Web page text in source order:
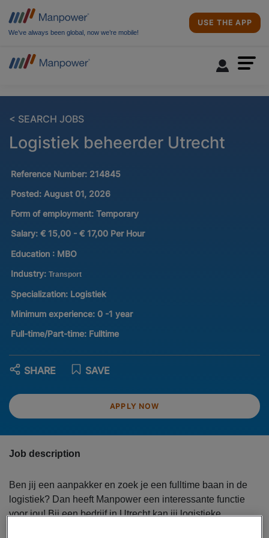
We’ve always been global, now we’re mobile!
USE THE APP
< SEARCH JOBS
Logistiek beheerder Utrecht
Reference Number: 214845
Posted: August 01, 2026
Form of employment: Temporary
Salary: € 15,00 - € 17,00 Per Hour
Education : MBO
Industry: Transport
Specialization: Logistiek
Minimum experience: 0 -1 year
Full-time/Part-time: Fulltime
APPLY NOW
SAVE
SHARE
Job description
Ben jij een aanpakker en zoek je een fulltime baan in de
logistiek? Dan heeft Manpower een interessante functie
voor jou! Bij een bedrijf in Utrecht kan jij logistieke